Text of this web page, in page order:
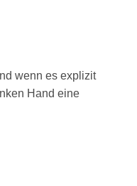
wenn es explizit
Hand eine